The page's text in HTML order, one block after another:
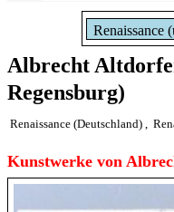
Renaissance
Albrecht
Regensburg)
Renaissance (Deutschland) ,
Kunstwerke von